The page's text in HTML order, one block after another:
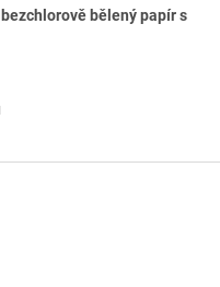
bělený papír s